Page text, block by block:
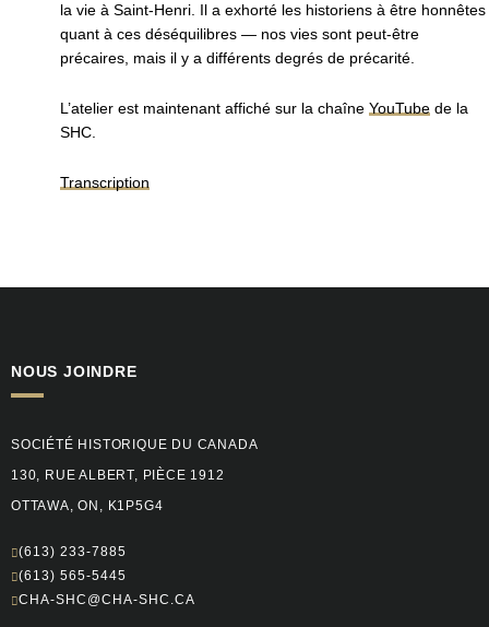
la vie à Saint-Henri. Il a exhorté les historiens à être honnêtes
quant à ces déséquilibres — nos vies sont peut-être
précaires, mais il y a différents degrés de précarité.
L’atelier est maintenant affiché sur la chaîne YouTubede la
SHC.
Transcription
NOUS JOINDRE
SOCIÉTÉ HISTORIQUE DU CANADA
130, RUE ALBERT, PIÈCE 1912
OTTAWA, ON, K1P5G4
(613) 233-7885
(613) 565-5445
CHA-SHC@CHA-SHC.CA